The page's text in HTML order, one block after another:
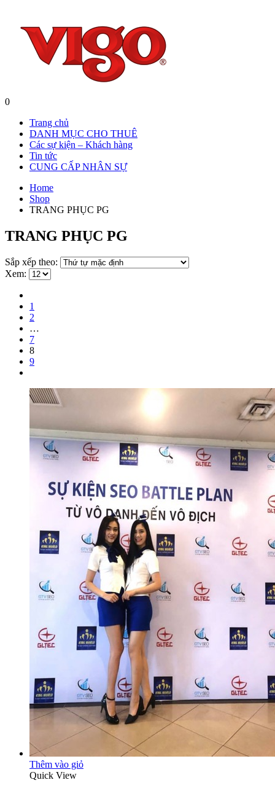
0
Trang chủ
DANH MỤC CHO THUÊ
Các sự kiện – Khách hàng
Tin tức
CUNG CẤP NHÂN SỰ
Home
Shop
TRANG PHỤC PG
TRANG PHỤC PG
Sắp xếp theo:
Xem:
1
2
…
7
8
9
Thêm vào giỏ
Quick View